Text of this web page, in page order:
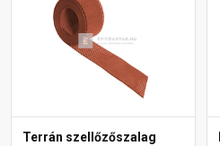
Terrán szellőzőszalag